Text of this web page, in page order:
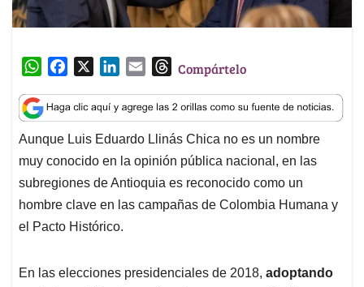
W
a
t
s
A
p
p
c
e
b
o
o
k
n
k
e
d
I
n
a
i
l
T
r
e
a
d
s
Compártelo
Aunque Luis Eduardo Llinás Chica no es un nombre
muy conocido en la opinión pública nacional, en las
subregiones de Antioquia es reconocido como un
hombre clave en las campañas de Colombia Humana y
el Pacto Histórico.
En las elecciones presidenciales de 2018, adoptando